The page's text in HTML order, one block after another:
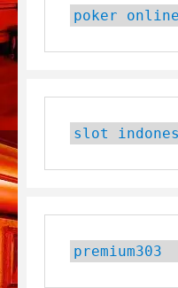
poker online
slot
premium303